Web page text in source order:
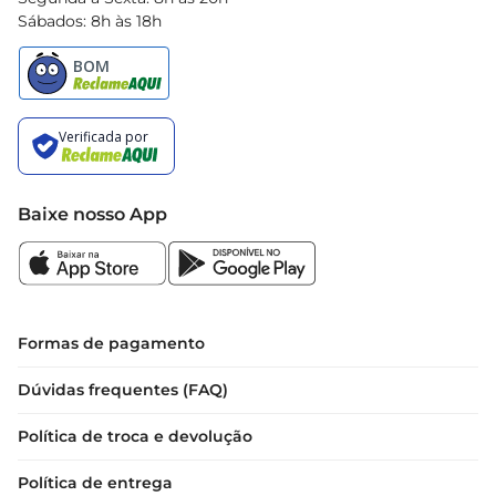
Sábados: 8h às 18h
Baixe nosso App
Formas de pagamento
Dúvidas frequentes (FAQ)
Política de troca e devolução
Política de entrega